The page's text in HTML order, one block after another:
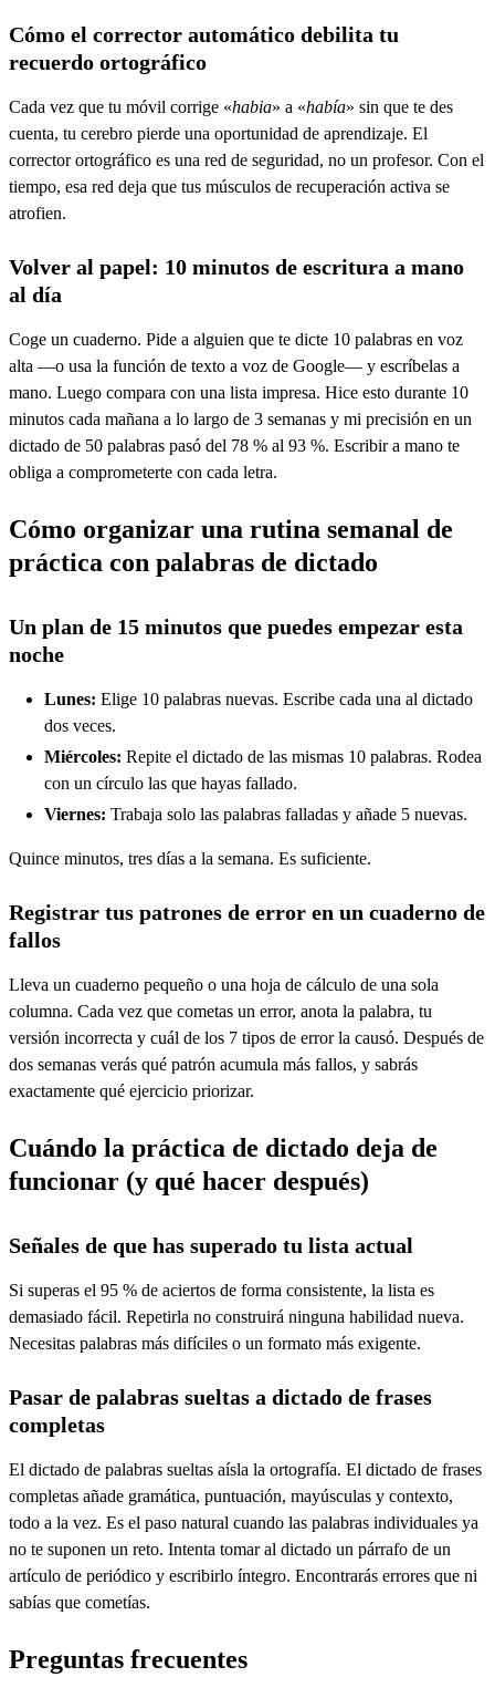
Cómo el corrector automático debilita tu
recuerdo ortográfico
Cada vez que tu móvil corrige «habia» a «había» sin que te des
cuenta, tu cerebro pierde una oportunidad de aprendizaje. El
corrector ortográfico es una red de seguridad, no un profesor. Con el
tiempo, esa red deja que tus músculos de recuperación activa se
atrofien.
Volver al papel: 10 minutos de escritura a mano
al día
Coge un cuaderno. Pide a alguien que te dicte 10 palabras en voz
alta —o usa la función de texto a voz de Google— y escríbelas a
mano. Luego compara con una lista impresa. Hice esto durante 10
minutos cada mañana a lo largo de 3 semanas y mi precisión en un
dictado de 50 palabras pasó del 78 % al 93 %. Escribir a mano te
obliga a comprometerte con cada letra.
Cómo organizar una rutina semanal de
práctica con palabras de dictado
Un plan de 15 minutos que puedes empezar esta
noche
Lunes: Elige 10 palabras nuevas. Escribe cada una al dictado
dos veces.
Miércoles: Repite el dictado de las mismas 10 palabras. Rodea
con un círculo las que hayas fallado.
Viernes: Trabaja solo las palabras falladas y añade 5 nuevas.
Quince minutos, tres días a la semana. Es suficiente.
Registrar tus patrones de error en un cuaderno de
fallos
Lleva un cuaderno pequeño o una hoja de cálculo de una sola
columna. Cada vez que cometas un error, anota la palabra, tu
versión incorrecta y cuál de los 7 tipos de error la causó. Después de
dos semanas verás qué patrón acumula más fallos, y sabrás
exactamente qué ejercicio priorizar.
Cuándo la práctica de dictado deja de
funcionar (y qué hacer después)
Señales de que has superado tu lista actual
Si superas el 95 % de aciertos de forma consistente, la lista es
demasiado fácil. Repetirla no construirá ninguna habilidad nueva.
Necesitas palabras más difíciles o un formato más exigente.
Pasar de palabras sueltas a dictado de frases
completas
El dictado de palabras sueltas aísla la ortografía. El dictado de frases
completas añade gramática, puntuación, mayúsculas y contexto,
todo a la vez. Es el paso natural cuando las palabras individuales ya
no te suponen un reto. Intenta tomar al dictado un párrafo de un
artículo de periódico y escribirlo íntegro. Encontrarás errores que ni
sabías que cometías.
Preguntas frecuentes